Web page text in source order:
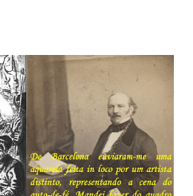
nos é ofertado. As relações
com as questões sociais
nos muni de
recursos para atravessarmos
Espíritos mais atuantes com o
parte.